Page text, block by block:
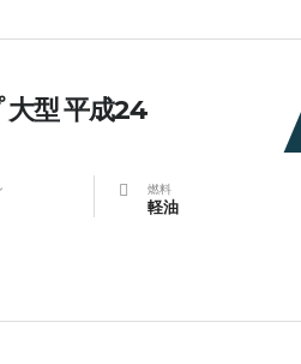
大型 平成24
燃料
軽油